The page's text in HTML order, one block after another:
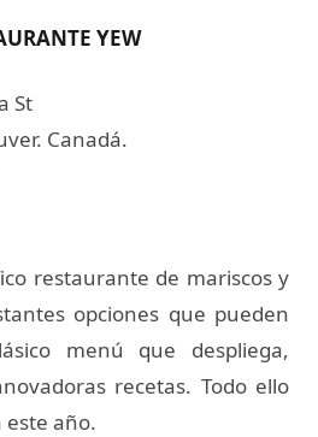
YEW
St
Canadá.
restaurante de mariscos y
opciones que pueden
menú que despliega,
recetas. Todo ello
este año.